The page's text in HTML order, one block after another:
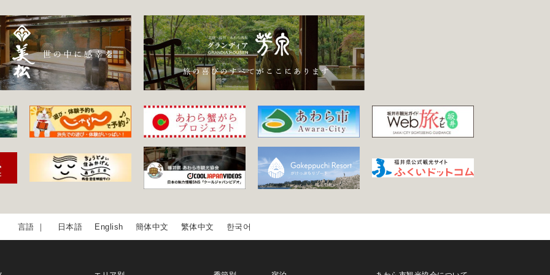
日本語 English 簡体中文 繁体中文 한국어